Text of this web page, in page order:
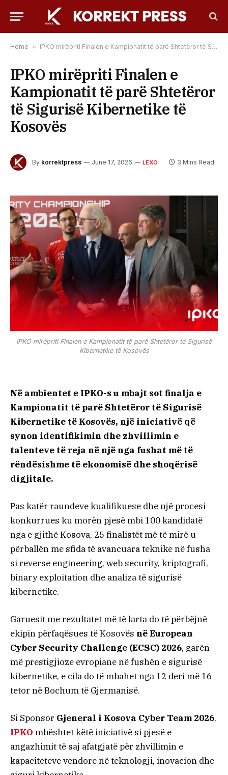
Home » IPKO mirëpriti Finalen e Kampionatit të parë Shtetëror të Sigurisë Kibernetike të Kosovës
IPKO mirëpriti Finalen e
Kampionatit të parë Shtetëror
të Sigurisë Kibernetike të
Kosovës
By korrektpress June 17, 2026 LEXO 3 Mins Read
IPKO mirëpriti Finalen e Kampionatit të parë Shtetëror të Sigurisë
Kibernetike të Kosovës
Në ambientet e IPKO-s u mbajt sot finalja e
Kampionatit të parë Shtetëror të Sigurisë
Kibernetike të Kosovës, një iniciativë që
synon identifikimin dhe zhvillimin e
talenteve të reja në një nga fushat më të
rëndësishme të ekonomisë dhe shoqërisë
digjitale.
Pas katër raundeve kualifikuese dhe një procesi
konkurrues ku morën pjesë mbi 100 kandidatë
nga e gjithë Kosova, 25 finalistët më të mirë u
përballën me sfida të avancuara teknike në fusha
si reverse engineering, web security, kriptografi,
binary exploitation dhe analiza të sigurisë
kibernetike.
Garuesit me rezultatet më të larta do të përbëjnë
ekipin përfaqësues të Kosovës në European
Cyber Security Challenge (ECSC) 2026, garën
më prestigjioze evropiane në fushën e sigurisë
kibernetike, e cila do të mbahet nga 12 deri më 16
tetor në Bochum të Gjermanisë.
Si Sponsor Gjeneral i Kosova Cyber Team 2026,
IPKO mbështet këtë iniciativë si pjesë e
angazhimit të saj afatgjatë për zhvillimin e
kapaciteteve vendore në teknologji, inovacion dhe